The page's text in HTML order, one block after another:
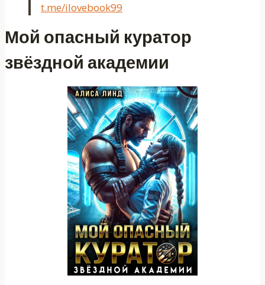
t.me/ilovebook99
Мой опасный куратор
звёздной академии